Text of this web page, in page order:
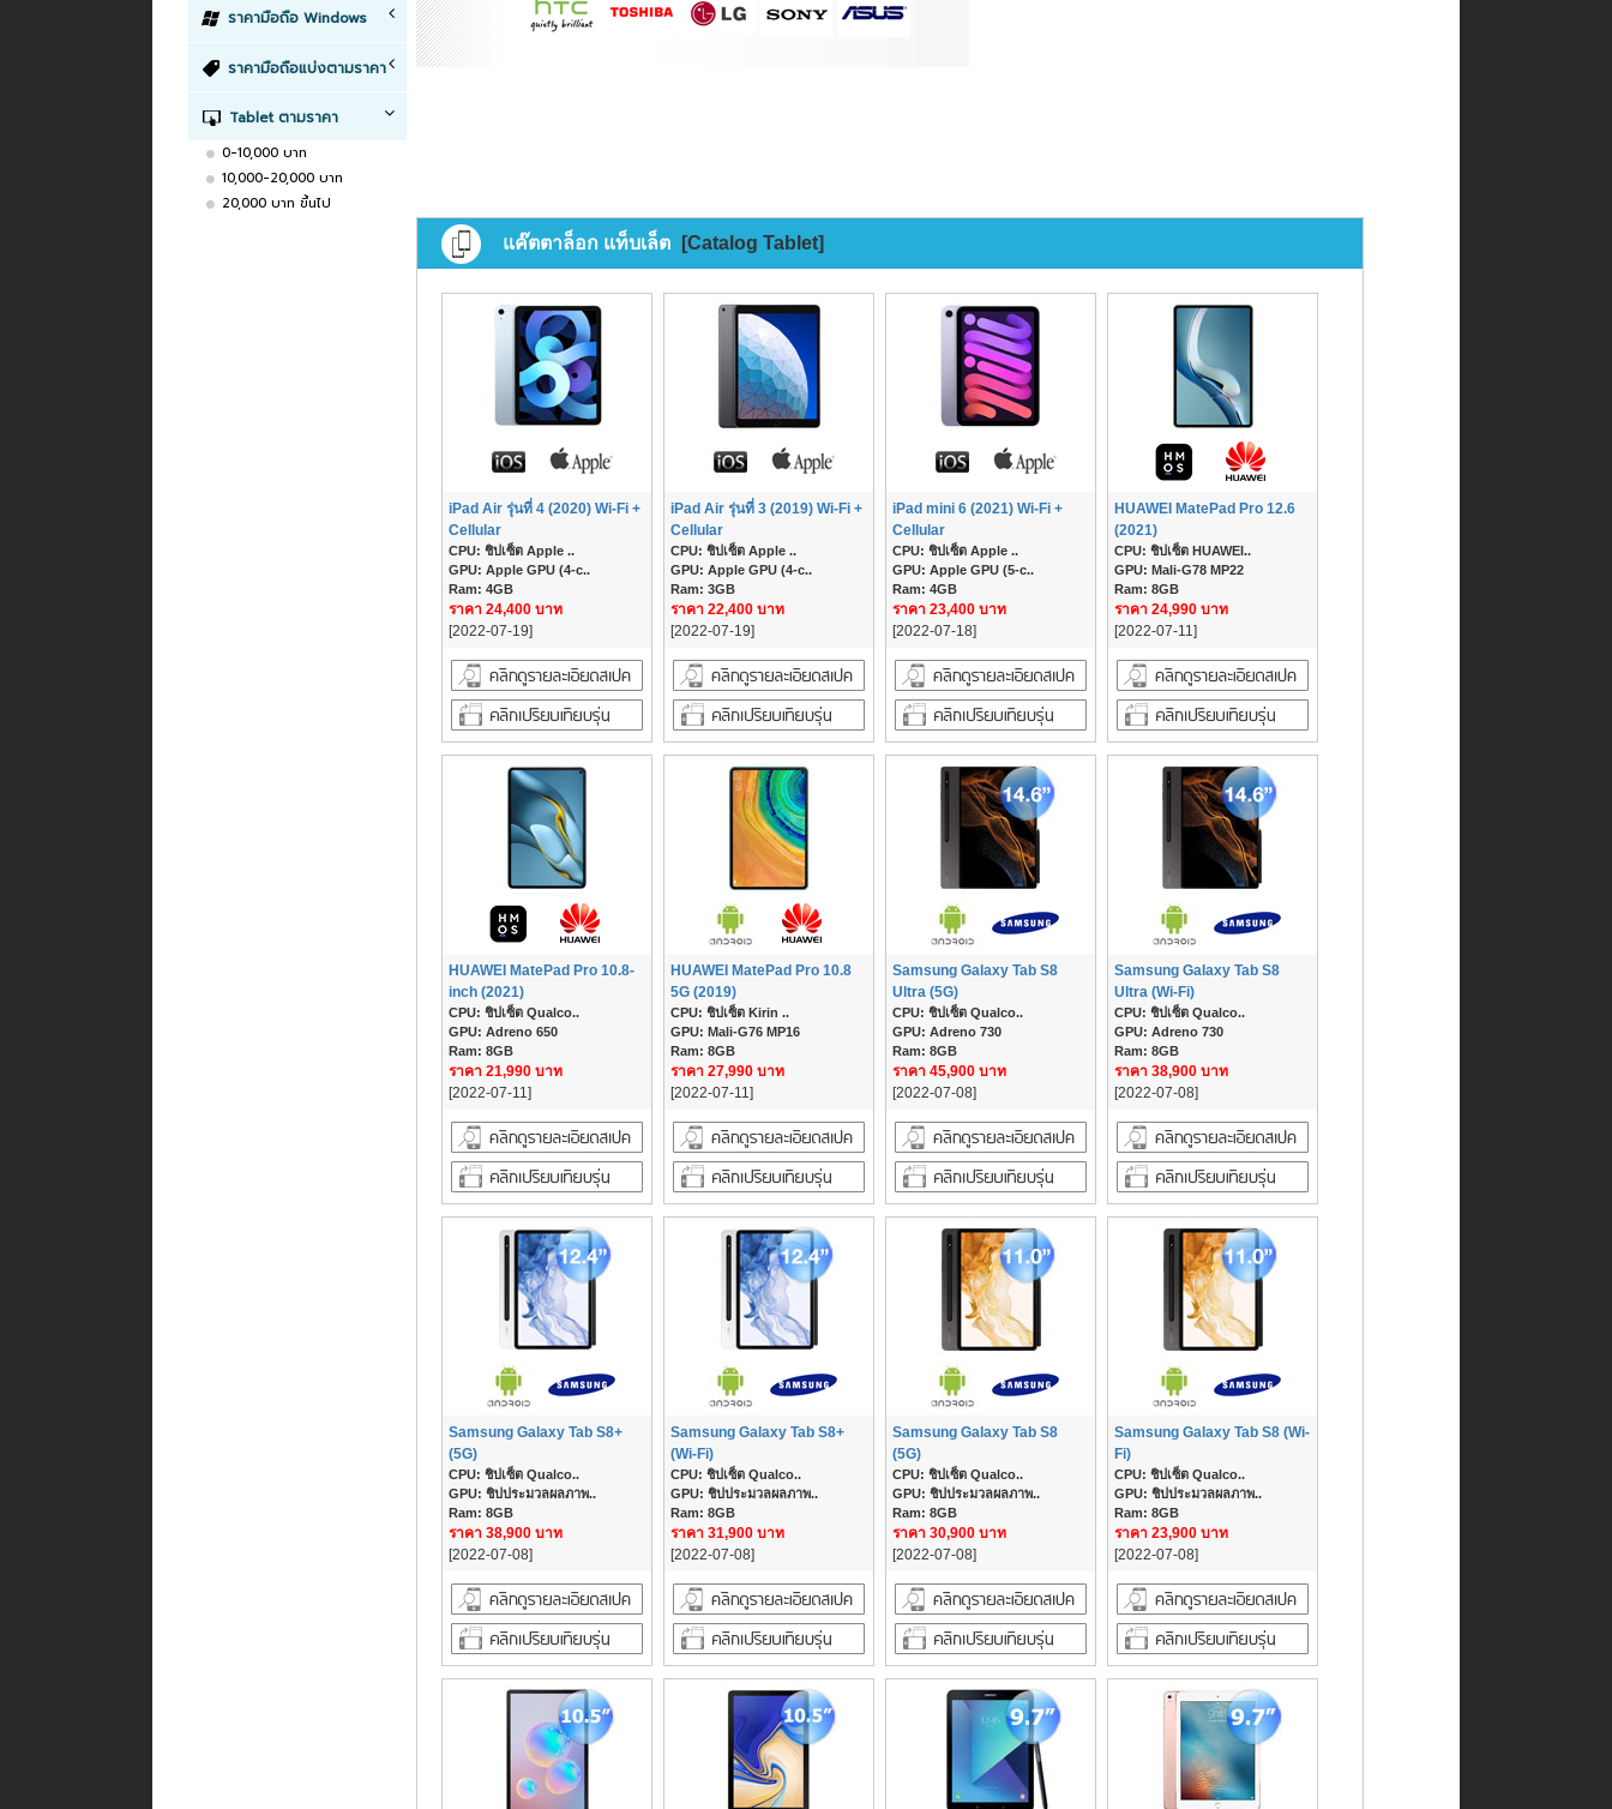
ราคามือถือ Windows
ราคามือถือแบ่งตามราคา
Tablet ตามราคา
0-10,000 บาท
10,000-20,000 บาท
20,000 บาท ขึ้นไป
แค๊ตตาล็อก แท็บเล็ต [Catalog Tablet]
iPad Air รุ่นที่ 4 (2020) Wi-Fi +
Cellular
CPU: ชิปเซ็ต Apple ..
GPU: Apple GPU (4-c..
Ram: 4GB
ราคา 24,400 บาท
[2022-07-19]
iPad Air รุ่นที่ 3 (2019) Wi-Fi +
Cellular
CPU: ชิปเซ็ต Apple ..
GPU: Apple GPU (4-c..
Ram: 3GB
ราคา 22,400 บาท
[2022-07-19]
iPad mini 6 (2021) Wi-Fi +
Cellular
CPU: ชิปเซ็ต Apple ..
GPU: Apple GPU (5-c..
Ram: 4GB
ราคา 23,400 บาท
[2022-07-18]
HUAWEI MatePad Pro 12.6
(2021)
CPU: ชิปเซ็ต HUAWEI..
GPU: Mali-G78 MP22
Ram: 8GB
ราคา 24,990 บาท
[2022-07-11]
HUAWEI MatePad Pro 10.8-
inch (2021)
CPU: ชิปเซ็ต Qualco..
GPU: Adreno 650
Ram: 8GB
ราคา 21,990 บาท
[2022-07-11]
HUAWEI MatePad Pro 10.8
5G (2019)
CPU: ชิปเซ็ต Kirin ..
GPU: Mali-G76 MP16
Ram: 8GB
ราคา 27,990 บาท
[2022-07-11]
Samsung Galaxy Tab S8
Ultra (5G)
CPU: ชิปเซ็ต Qualco..
GPU: Adreno 730
Ram: 8GB
ราคา 45,900 บาท
[2022-07-08]
Samsung Galaxy Tab S8
Ultra (Wi-Fi)
CPU: ชิปเซ็ต Qualco..
GPU: Adreno 730
Ram: 8GB
ราคา 38,900 บาท
[2022-07-08]
Samsung Galaxy Tab S8+
(5G)
CPU: ชิปเซ็ต Qualco..
GPU: ชิปประมวลผลภาพ..
Ram: 8GB
ราคา 38,900 บาท
[2022-07-08]
Samsung Galaxy Tab S8+
(Wi-Fi)
CPU: ชิปเซ็ต Qualco..
GPU: ชิปประมวลผลภาพ..
Ram: 8GB
ราคา 31,900 บาท
[2022-07-08]
Samsung Galaxy Tab S8
(5G)
CPU: ชิปเซ็ต Qualco..
GPU: ชิปประมวลผลภาพ..
Ram: 8GB
ราคา 30,900 บาท
[2022-07-08]
Samsung Galaxy Tab S8 (Wi-
Fi)
CPU: ชิปเซ็ต Qualco..
GPU: ชิปประมวลผลภาพ..
Ram: 8GB
ราคา 23,900 บาท
[2022-07-08]